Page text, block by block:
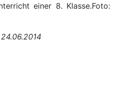
einer 8. Klasse.Foto: